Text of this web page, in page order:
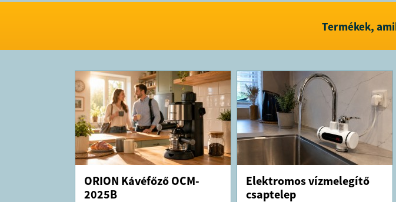
Termékek,
ORION Kávéfőző OCM-
2025B
Elektromos vízmelegítő
csaptelep